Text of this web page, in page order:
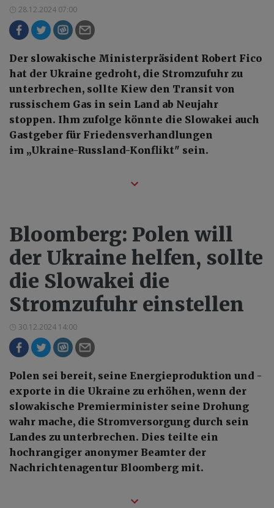
28.12.2024 07:00
Der slowakische Ministerpräsident Robert Fico
hat der Ukraine gedroht, die Stromzufuhr zu
unterbrechen, sollte Kiew den Transit von
russischem Gas in sein Land ab Neujahr
stoppen. Ihm zufolge könnte die Slowakei auch
Gastgeber für Friedensverhandlungen
im „Ukraine-Russland-Konflikt" sein.
Bloomberg: Polen will
der Ukraine helfen, sollte
die Slowakei die
Stromzufuhr einstellen
30.12.2024 14:00
Polen sei bereit, seine Energieproduktion und -
exporte in die Ukraine zu erhöhen, wenn der
slowakische Premierminister seine Drohung
wahr mache, die Stromversorgung durch sein
Landes zu unterbrechen. Dies teilte ein
hochrangiger anonymer Beamter der
Nachrichtenagentur Bloomberg mit.